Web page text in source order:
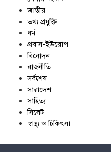
জাতীয়
তথ্য প্রযুক্তি
ধর্ম
প্রবাস-ইউরোপ
বিনোদন
রাজনীতি
সর্বশেষ
সারাদেশ
সাহিত্য
সিলেট
স্বাস্থ্য ও চিকিৎসা